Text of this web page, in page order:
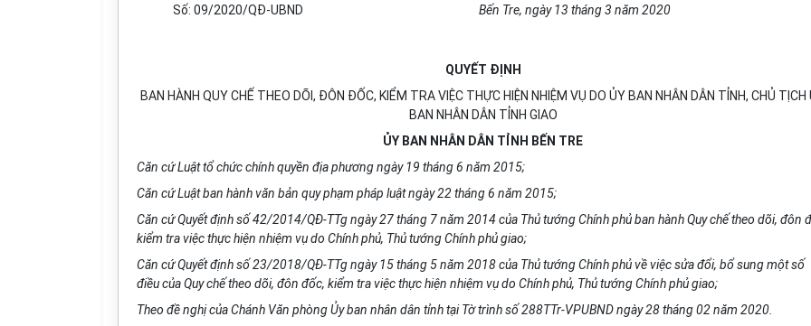
Số: 09/2020/QĐ-UBND Bến Tre, ngày 13 tháng 3 năm 2020
QUYẾT ĐỊNH
BAN HÀNH QUY CHẾ THEO DÕI, ĐÔN ĐỐC, KIỂM TRA VIỆC THỰC HIỆN NHIỆM VỤ DO ỦY BAN NHÂN DÂN TỈNH, CHỦ TỊCH
BAN NHÂN DÂN TỈNH GIAO
ỦY BAN NHÂN DÂN TỈNH BẾN TRE
Căn cứ Luật tổ chức chính quyền địa phương ngày 19 tháng 6 năm 2015;
Căn cứ Luật ban hành văn bản quy phạm pháp luật ngày 22 tháng 6 năm 2015;
Căn cứ Quyết định số 42/2014/QĐ-TTg ngày 27 tháng 7 năm 2014 của Thủ tướng Chính phủ ban hành Quy chế theo dõi, đôn
kiểm tra việc thực hiện nhiệm vụ do Chính phủ, Thủ tướng Chính phủ giao;
Căn cứ Quyết định số 23/2018/QĐ-TTg ngày 15 tháng 5 năm 2018 của Thủ tướng Chính phủ về việc sửa đổi, bổ sung một số
điều của Quy chế theo dõi, đôn đốc, kiểm tra việc thực hiện nhiệm vụ do Chính phủ, Thủ tướng Chính phủ giao;
Theo đề nghị của Chánh Văn phòng Ủy ban nhân dân tỉnh tại Tờ trình số 288TTr-VPUBND ngày 28 tháng 02 năm 2020.